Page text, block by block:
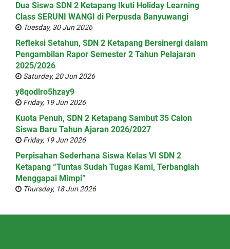
Dua Siswa SDN 2 Ketapang Ikuti Holiday Learning
Class SERUNI WANGI di Perpusda Banyuwangi
Tuesday, 30 Jun 2026
Refleksi Setahun, SDN 2 Ketapang Bersinergi dalam
Pengambilan Rapor Semester 2 Tahun Pelajaran
2025/2026
Saturday, 20 Jun 2026
y8qodlro5hzay9
Friday, 19 Jun 2026
Kuota Penuh, SDN 2 Ketapang Sambut 35 Calon
Siswa Baru Tahun Ajaran 2026/2027
Friday, 19 Jun 2026
Perpisahan Sederhana Siswa Kelas VI SDN 2
Ketapang “Tuntas Sudah Tugas Kami, Terbanglah
Menggapai Mimpi”
Thursday, 18 Jun 2026